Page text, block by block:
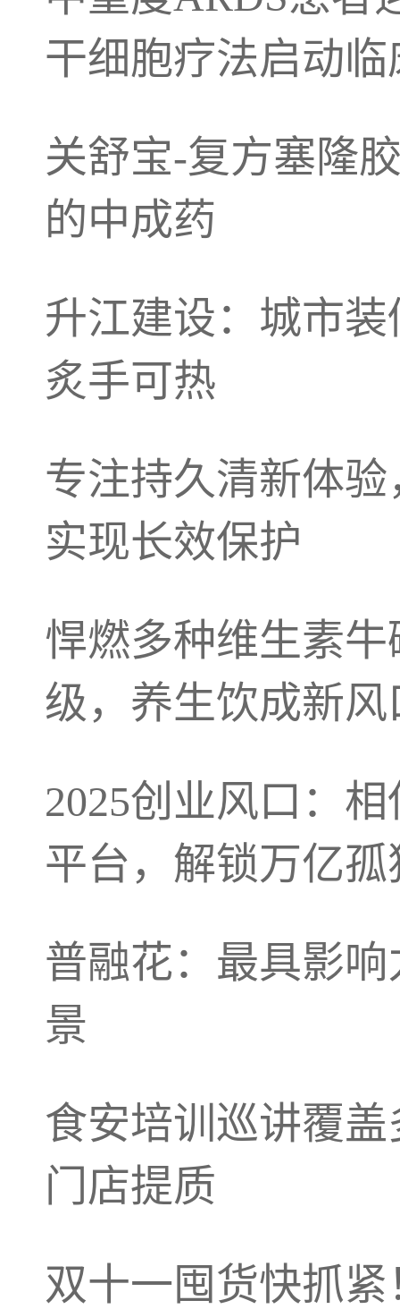
干细胞疗法启动临
关舒宝-复方塞隆
的中成药
升江建设：城市
炙手可热
专注持久清新体
实现长效保护
悍燃多种维生素
级，养生饮成新风
2025创业风口：
平台，解锁万亿孤
普融花：最具影
景
食安培训巡讲覆
门店提质
双十一囤货快抓